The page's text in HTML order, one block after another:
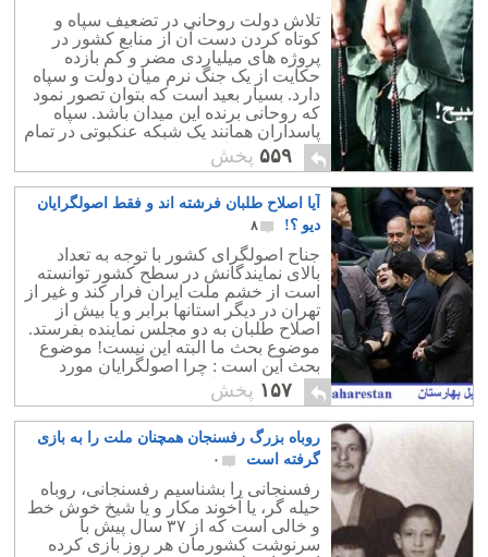
روحانی
تلاش دولت روحانی در تضعیف سپاه و
کوتاه کردن دست آن از منابع کشور در
پروژه های میلیاردی مضر و کم بازده
حکایت از یک جنگ نرم میان دولت و سپاه
دارد. بسیار بعید است که بتوان تصور نمود
که روحانی برنده این میدان باشد. سپاه
پاسداران همانند یک شبکه عنکبوتی در تمام
قسمتهای سیاسی و اقتصادی و حتی
اجتماعی کشور دخالت مسقیم دارد و
دولت در برابر سپاه یک کارگزار و مستخدم
ساده است.
۵۵۹ پخش
آیا اصلاح طلبان فرشته اند و فقط اصولگرایان
دیو ؟!
۸
جناح اصولگرای کشور با توجه به تعداد
بالای نمایندگانش در سطح کشور توانسته
است از خشم ملت ایران فرار کند و غیر از
تهران در دیگر استانها برابر و یا بیش از
اصلاح طلبان به دو مجلس نماینده بفرستد.
موضوع بحث ما البته این نیست! موضوع
بحث این است : چرا اصولگرایان مورد
نفرت مردم قرار دارند؟ و در ادامه می
پرسیم: آیا اصلاح طلبها محبوبند؟
۱۵۷ پخش
روباه بزرگ رفسنجان همچنان ملت را به بازی
گرفته است
۰
رفسنجانی را بشناسیم رفسنجانی، روباه
حیله گر، یا آخوند مکار و یا شیخ خوش خط
و خالی است که از ۳۷ سال پیش با
سرنوشت کشورمان هر روز بازی کرده